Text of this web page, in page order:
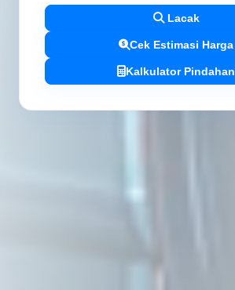
Lacak
Cek Estimasi Harga
Kalkulator Pindahan